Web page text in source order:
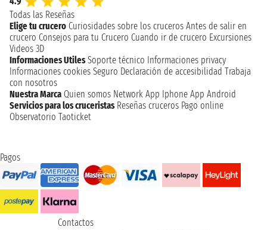
Todas las Reseñas
Elige tu crucero Curiosidades sobre los cruceros Antes de salir en
crucero Consejos para tu Crucero Cuando ir de crucero Excursiones
Videos 3D
Informaciones Utiles Soporte técnico Informaciones privacy
Informaciones cookies Seguro Declaración de accesibilidad Trabaja
con nosotros
Nuestra Marca Quien somos Network App Iphone App Android
Servicios para los cruceristas Reseñas cruceros Pago online
Observatorio Taoticket
Pagos
Contactos